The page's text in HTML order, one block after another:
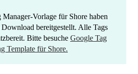
Vorlage für Shore haben
bereitgestellt. Alle Tags
Bitte besuche Google Tag
Template für Shore.